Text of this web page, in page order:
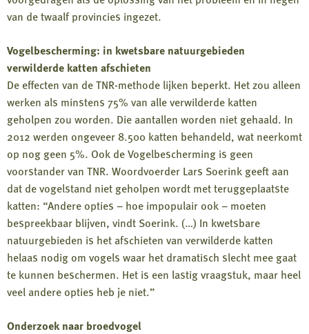
van de twaalf provincies ingezet.
Vogelbescherming: in kwetsbare natuurgebieden
verwilderde katten afschieten
De effecten van de TNR-methode lijken beperkt. Het zou alleen
werken als minstens 75% van alle verwilderde katten
geholpen zou worden. Die aantallen worden niet gehaald. In
2012 werden ongeveer 8.500 katten behandeld, wat neerkomt
op nog geen 5%. Ook de Vogelbescherming is geen
voorstander van TNR. Woordvoerder Lars Soerink geeft aan
dat de vogelstand niet geholpen wordt met teruggeplaatste
katten: “Andere opties – hoe impopulair ook – moeten
bespreekbaar blijven, vindt Soerink. (…) In kwetsbare
natuurgebieden is het afschieten van verwilderde katten
helaas nodig om vogels waar het dramatisch slecht mee gaat
te kunnen beschermen. Het is een lastig vraagstuk, maar heel
veel andere opties heb je niet.”
Onderzoek naar broedvogel